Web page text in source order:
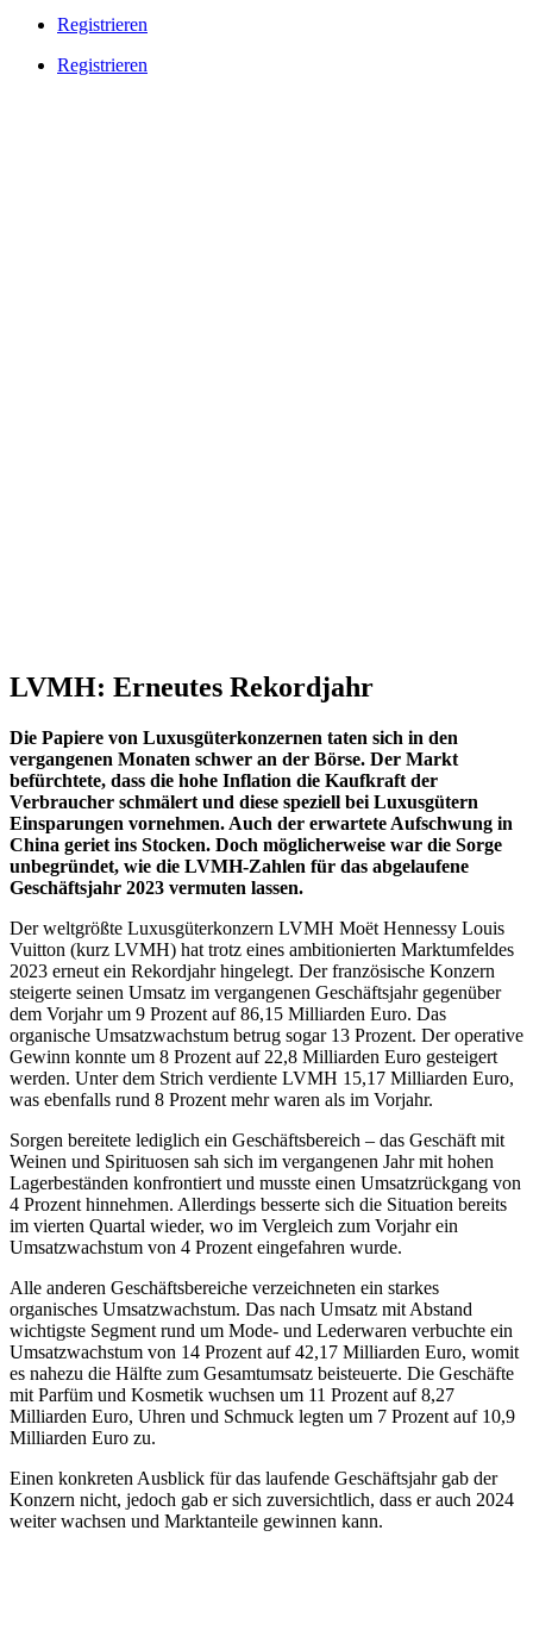
Registrieren
Registrieren
LVMH: Erneutes Rekordjahr
Die Papiere von Luxusgüterkonzernen taten sich in den
vergangenen Monaten schwer an der Börse. Der Markt
befürchtete, dass die hohe Inflation die Kaufkraft der
Verbraucher schmälert und diese speziell bei Luxusgütern
Einsparungen vornehmen. Auch der erwartete Aufschwung in
China geriet ins Stocken. Doch möglicherweise war die Sorge
unbegründet, wie die LVMH-Zahlen für das abgelaufene
Geschäftsjahr 2023 vermuten lassen.
Der weltgrößte Luxusgüterkonzern LVMH Moët Hennessy Louis
Vuitton (kurz LVMH) hat trotz eines ambitionierten Marktumfeldes
2023 erneut ein Rekordjahr hingelegt. Der französische Konzern
steigerte seinen Umsatz im vergangenen Geschäftsjahr gegenüber
dem Vorjahr um 9 Prozent auf 86,15 Milliarden Euro. Das
organische Umsatzwachstum betrug sogar 13 Prozent. Der operative
Gewinn konnte um 8 Prozent auf 22,8 Milliarden Euro gesteigert
werden. Unter dem Strich verdiente LVMH 15,17 Milliarden Euro,
was ebenfalls rund 8 Prozent mehr waren als im Vorjahr.
Sorgen bereitete lediglich ein Geschäftsbereich – das Geschäft mit
Weinen und Spirituosen sah sich im vergangenen Jahr mit hohen
Lagerbeständen konfrontiert und musste einen Umsatzrückgang von
4 Prozent hinnehmen. Allerdings besserte sich die Situation bereits
im vierten Quartal wieder, wo im Vergleich zum Vorjahr ein
Umsatzwachstum von 4 Prozent eingefahren wurde.
Alle anderen Geschäftsbereiche verzeichneten ein starkes
organisches Umsatzwachstum. Das nach Umsatz mit Abstand
wichtigste Segment rund um Mode- und Lederwaren verbuchte ein
Umsatzwachstum von 14 Prozent auf 42,17 Milliarden Euro, womit
es nahezu die Hälfte zum Gesamtumsatz beisteuerte. Die Geschäfte
mit Parfüm und Kosmetik wuchsen um 11 Prozent auf 8,27
Milliarden Euro, Uhren und Schmuck legten um 7 Prozent auf 10,9
Milliarden Euro zu.
Einen konkreten Ausblick für das laufende Geschäftsjahr gab der
Konzern nicht, jedoch gab er sich zuversichtlich, dass er auch 2024
weiter wachsen und Marktanteile gewinnen kann.